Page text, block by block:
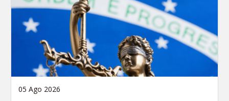
05 Ago 2026